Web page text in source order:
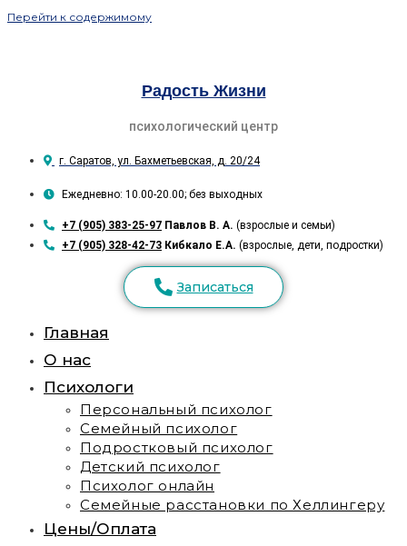
Перейти к содержимому
Радость Жизни
психологический центр
г. Саратов, ул. Бахметьевская, д. 20/24
Ежедневно: 10.00-20.00; без выходных
+7 (905) 383-25-97 Павлов В. А. (взрослые и семьи)
+7 (905) 328-42-73 Кибкало Е.А. (взрослые, дети, подростки)
Записаться
Главная
О нас
Психологи
Персональный психолог
Семейный психолог
Подростковый психолог
Детский психолог
Психолог онлайн
Семейные расстановки по Хеллингеру
Цены/Оплата